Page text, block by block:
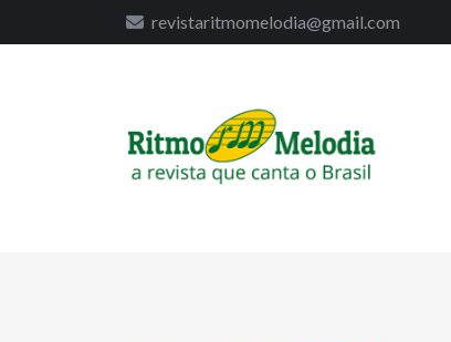
revistaritmomelodia@gmail.com